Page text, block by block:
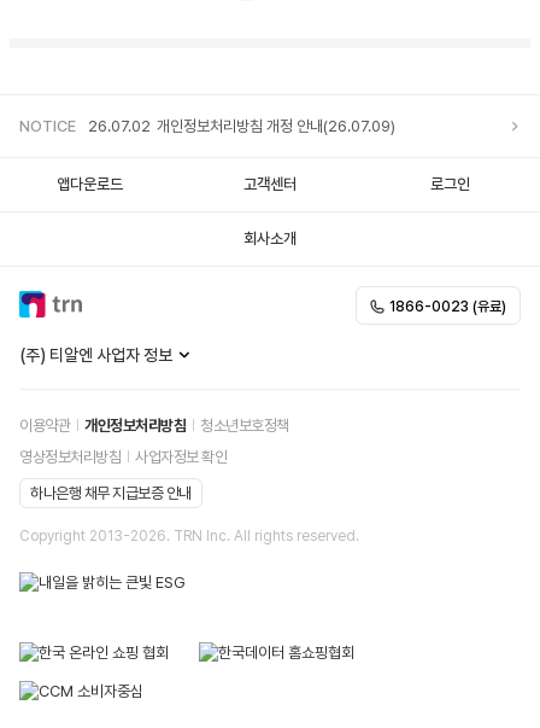
NOTICE 26.07.02 개인정보처리방침 개정 안내(26.07.09)
앱다운로드 고객센터 로그인
회사소개
(주) 티알엔 사업자 정보
이용약관 개인정보처리방침
청소년보호정책
영상정보처리방침
사업자정보 확인
하나은행 채무 지급보증 안내
Copyright 2013-2026. TRN Inc. All rights reserved.
1866-0023 (유료)